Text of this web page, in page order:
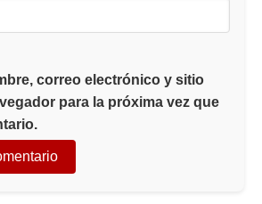
correo electrónico y sitio
para la próxima vez que